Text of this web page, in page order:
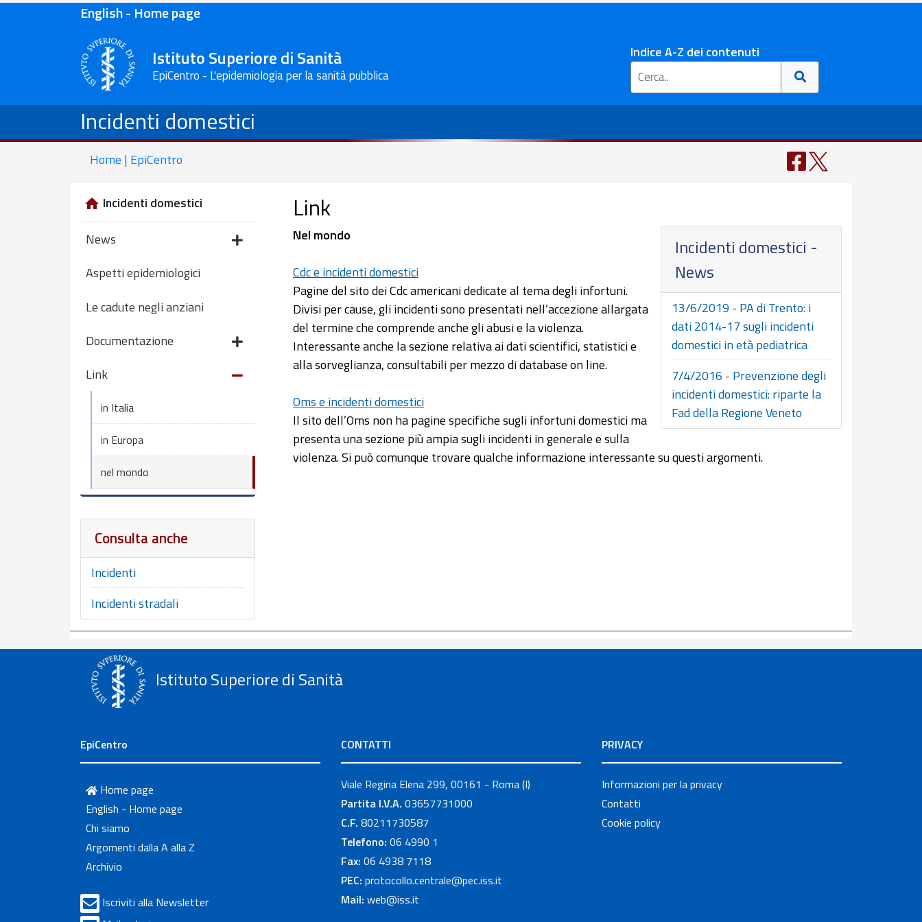
English - Home page
Istituto Superiore di Sanità
EpiCentro - L'epidemiologia per la sanità pubblica
Indice A-Z dei contenuti
Incidenti domestici
Home | EpiCentro
Incidenti domestici
News
Aspetti epidemiologici
Le cadute negli anziani
Documentazione
Link
in Italia
in Europa
nel mondo
Consulta anche
Incidenti
Incidenti stradali
Link
Incidenti domestici -
News
13/6/2019 - PA di Trento: i
dati 2014-17 sugli incidenti
domestici in età pediatrica
7/4/2016 - Prevenzione degli
incidenti domestici: riparte la
Fad della Regione Veneto
Nel mondo
Cdc e incidenti domestici
Pagine del sito dei Cdc americani dedicate al tema degli infortuni.
Divisi per cause, gli incidenti sono presentati nell’accezione allargata
del termine che comprende anche gli abusi e la violenza.
Interessante anche la sezione relativa ai dati scientifici, statistici e
alla sorveglianza, consultabili per mezzo di database on line.
Oms e incidenti domestici
Il sito dell’Oms non ha pagine specifiche sugli infortuni domestici ma
presenta una sezione più ampia sugli incidenti in generale e sulla
violenza. Si può comunque trovare qualche informazione interessante su questi argomenti.
Istituto Superiore di Sanità
EpiCentro
Home page
English - Home page
Chi siamo
Argomenti dalla A alla Z
Archivio
Iscriviti alla Newsletter
CONTATTI
Viale Regina Elena 299, 00161 - Roma (I)
Partita I.V.A. 03657731000
C.F. 80211730587
Telefono: 06 4990 1
Fax: 06 4938 7118
PEC: protocollo.centrale@pec.iss.it
Mail: web@iss.it
PRIVACY
Informazioni per la privacy
Contatti
Cookie policy